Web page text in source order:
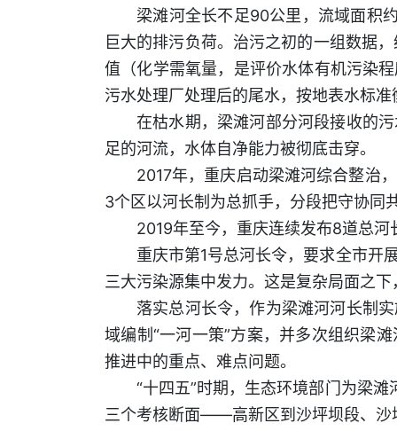
梁滩河全长不足90公里，流域面积
巨大的排污负荷。治污之初的一组数据
值（化学需氧量，是评价水体有机污染
污水处理厂处理后的尾水，按地表水标
在枯水期，梁滩河部分河段接收的
足的河流，水体自净能力被彻底击穿。
2017年，重庆启动梁滩河综合整治
3个区以河长制为总抓手，分段把守协同
2019年至今，重庆连续发布8道总河
重庆市第1号总河长令，要求全市开
三大污染源集中发力。这是复杂局面之
落实总河长令，作为梁滩河河长制
域编制“一河一策”方案，并多次组织梁
推进中的重点、难点问题。
“十四五”时期，生态环境部门为梁
三个考核断面——高新区到沙坪坝段、沙